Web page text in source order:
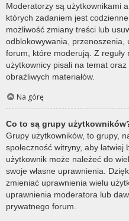
Moderatorzy są użytkownikami
których zadaniem jest
możliwość zmiany treści lub
odblokowywania, przenoszenia,
forum, które moderują. Z
użytkownicy pisali na temat
obraźliwych materiałów.
Na górę
Co to są grupy
Grupy użytkowników, to grupy,
społeczność witryny, aby
użytkownik może należeć do
swoje własne uprawnienia.
zmieniać uprawnienia wielu
uprawnienia moderatora lub
prywatnego forum.